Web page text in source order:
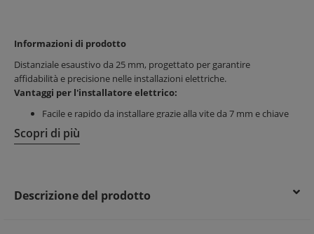
Informazioni di prodotto
Distanziale esaustivo da 25 mm, progettato per garantire
affidabilità e precisione nelle installazioni elettriche.
Vantaggi per l'installatore elettrico:
Facile e rapido da installare grazie alla vite da 7 mm e chiave
da 5 mm
Montaggio preciso con filettatura M3 per fissaggio stabile
Connessione sicura e stabile per impianti affidabili
Scopri di più
Descrizione del prodotto